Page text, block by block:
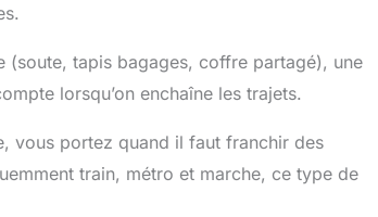
(soute, tapis bagages, coffre partagé), une
lorsqu’on enchaîne les trajets.
vous portez quand il faut franchir des
train, métro et marche, ce type de